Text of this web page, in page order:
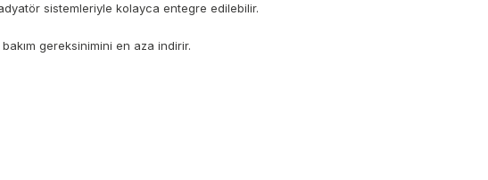
sistemleriyle kolayca entegre edilebilir.
gereksinimini en aza indirir.